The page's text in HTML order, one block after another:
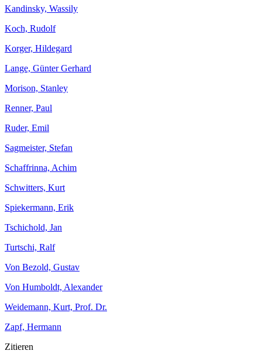
Kandinsky, Wassily
Koch, Rudolf
Korger, Hildegard
Lange, Günter Gerhard
Morison, Stanley
Renner, Paul
Ruder, Emil
Sagmeister, Stefan
Schaffrinna, Achim
Schwitters, Kurt
Spiekermann, Erik
Tschichold, Jan
Turtschi, Ralf
Von Bezold, Gustav
Von Humboldt, Alexander
Weidemann, Kurt, Prof. Dr.
Zapf, Hermann
Zitieren